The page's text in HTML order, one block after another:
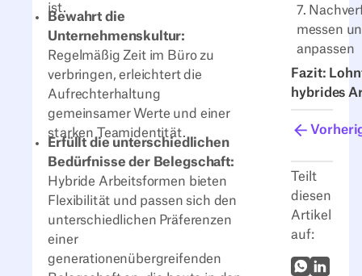
7.
messen
anpassen
Fazit:
hybrides
Teilt
diesen
Artikel
auf:
WhatsApp
ist.
Bewahrt die
Unternehmenskultur:
Regelmäßig Zeit im Büro zu
verbringen, erleichtert die
Aufrechterhaltung
gemeinsamer Werte und einer
starken Teamidentität.
Erfüllt die unterschiedlichen
Bedürfnisse der Belegschaft:
Hybride Arbeitsformen bieten
Flexibilität und passen sich den
unterschiedlichen Präferenzen
einer
generationenübergreifenden